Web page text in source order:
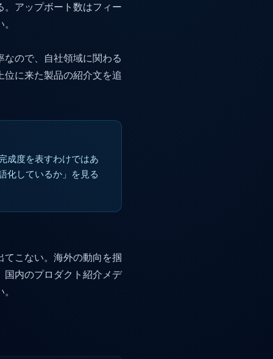
アップボート数はフィー
ので、自社領域に関わる
に来た製品の紹介文を追
成度を表すわけではあ
化しているか」を見る
こない。海外の動向を掴
国内のプロダクト紹介メデ